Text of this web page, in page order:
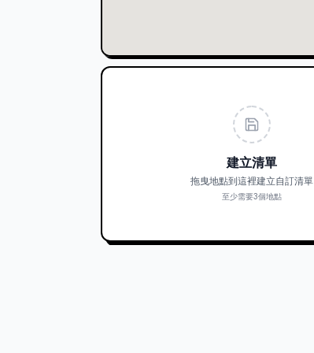
建立清單
拖曳地點到這裡建立自訂清單
至少需要3個地點